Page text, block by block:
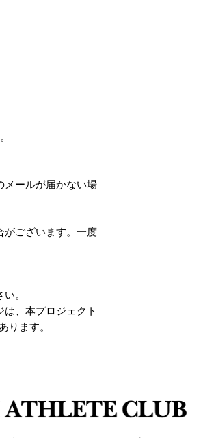
メールが届かない場
ございます。一度
い。
、本プロジェクト
ります。